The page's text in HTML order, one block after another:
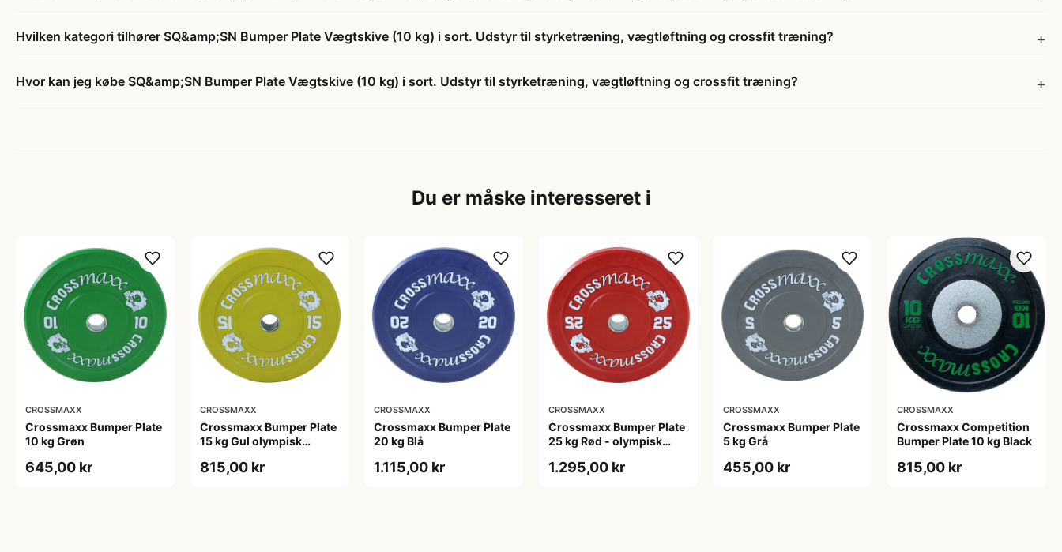
Hvilken kategori tilhører SQ&amp;SN Bumper Plate Vægtskive (10 kg) i sort. Udstyr til styrketræning, vægtløftning og crossfit træning?
Hvor kan jeg købe SQ&amp;SN Bumper Plate Vægtskive (10 kg) i sort. Udstyr til styrketræning, vægtløftning og crossfit træning?
Du er måske interesseret i
CROSSMAXX
Crossmaxx Bumper Plate
10 kg Grøn
645,00 kr
CROSSMAXX
Crossmaxx Bumper Plate
15 kg Gul olympisk
815,00 kr
CROSSMAXX
Crossmaxx Bumper Plate
20 kg Blå
1.115,00 kr
CROSSMAXX
Crossmaxx Bumper Plate
25 kg Rød - olympisk
hul
1.295,00 kr
CROSSMAXX
Crossmaxx Bumper Plate
5 kg Grå
455,00 kr
CROSSMAXX
Crossmaxx Competition
Bumper Plate 10 kg Black
815,00 kr